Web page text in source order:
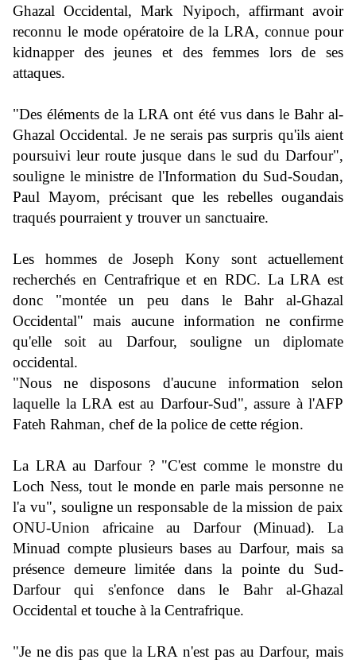
Ghazal Occidental, Mark Nyipoch, affirmant avoir
reconnu le mode opératoire de la LRA, connue pour
kidnapper des jeunes et des femmes lors de ses
attaques.
"Des éléments de la LRA ont été vus dans le Bahr al-
Ghazal Occidental. Je ne serais pas surpris qu'ils aient
poursuivi leur route jusque dans le sud du Darfour",
souligne le ministre de l'Information du Sud-Soudan,
Paul Mayom, précisant que les rebelles ougandais
traqués pourraient y trouver un sanctuaire.
Les hommes de Joseph Kony sont actuellement
recherchés en Centrafrique et en RDC. La LRA est
donc "montée un peu dans le Bahr al-Ghazal
Occidental" mais aucune information ne confirme
qu'elle soit au Darfour, souligne un diplomate
occidental.
"Nous ne disposons d'aucune information selon
laquelle la LRA est au Darfour-Sud", assure à l'AFP
Fateh Rahman, chef de la police de cette région.
La LRA au Darfour ? "C'est comme le monstre du
Loch Ness, tout le monde en parle mais personne ne
l'a vu", souligne un responsable de la mission de paix
ONU-Union africaine au Darfour (Minuad). La
Minuad compte plusieurs bases au Darfour, mais sa
présence demeure limitée dans la pointe du Sud-
Darfour qui s'enfonce dans le Bahr al-Ghazal
Occidental et touche à la Centrafrique.
"Je ne dis pas que la LRA n'est pas au Darfour, mais